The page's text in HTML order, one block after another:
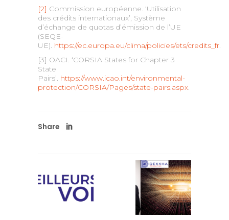
[2] Commission européenne. ‘Utilisation
des crédits internationaux’, Système
d’échange de quotas d’émission de l’UE
(SEQE-
UE). https://ec.europa.eu/clima/policies/ets/credits_fr.
[3] OACI. ‘CORSIA States for Chapter 3
State
Pairs’. https://www.icao.int/environmental-
protection/CORSIA/Pages/state-pairs.aspx.
Share